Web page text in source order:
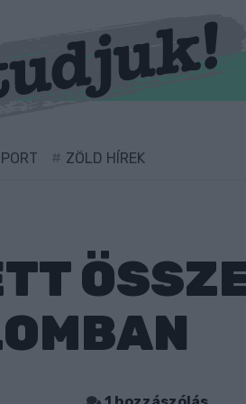
ZÖLD HÍREK